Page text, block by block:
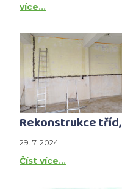
více…
Rekonstrukce
29. 7. 2024
Číst více…